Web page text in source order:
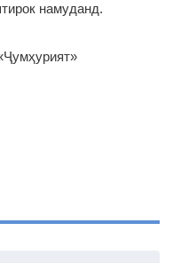
намуданд.